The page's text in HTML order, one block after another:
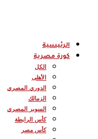
الرئيسية
كورة مصرية
الكل
الأهلى
الدوري المصري
الزمالك
السوبر المصري
كأس الرابطة
كأس مصر